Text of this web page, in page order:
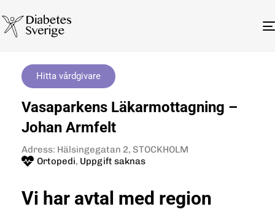
Hitta vårdgivare
Vasaparkens Läkarmottagning –
Johan Armfelt
Adress: Hälsingegatan 2, STOCKHOLM
Ortopedi, Uppgift saknas
Vi har avtal med region